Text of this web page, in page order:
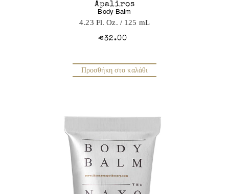
Apaliros
Body Balm
4.23 Fl. Oz. / 125 mL
€32.00
Προσθήκη στο καλάθι